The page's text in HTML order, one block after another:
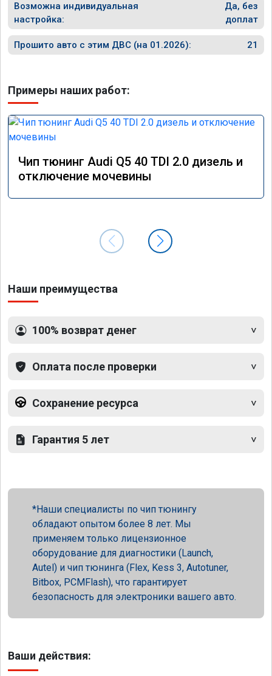
Возможна индивидуальная
настройка:
Да, без
доплат
Прошито авто с этим ДВС (на 01.2026): 21
Примеры наших работ:
Чип тюнинг Audi Q5 40 TDI 2.0 дизель и
отключение мочевины
Наши преимущества
100% возврат денег
Оплата после проверки
Сохранение ресурса
Гарантия 5 лет
Наши специалисты по чип тюнингу
обладают опытом более 8 лет. Мы
применяем только лицензионное
оборудование для диагностики (Launch,
Autel) и чип тюнинга (Flex, Kess 3, Autotuner,
Bitbox, PCMFlash), что гарантирует
безопасность для электроники вашего авто.
Ваши действия: